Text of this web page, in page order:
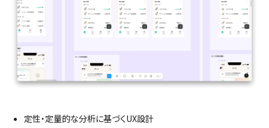
定性・定量的な分析に基づくUX設計